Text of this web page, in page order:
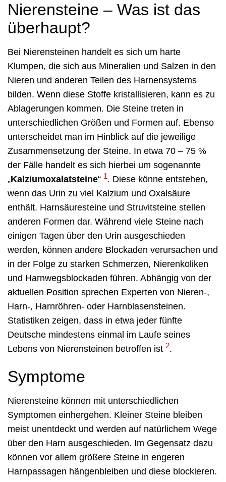
Nierensteine – Was ist das
überhaupt?
Bei Nierensteinen handelt es sich um harte
Klumpen, die sich aus Mineralien und Salzen in den
Nieren und anderen Teilen des Harnensystems
bilden. Wenn diese Stoffe kristallisieren, kann es zu
Ablagerungen kommen. Die Steine treten in
unterschiedlichen Größen und Formen auf. Ebenso
unterscheidet man im Hinblick auf die jeweilige
Zusammensetzung der Steine. In etwa 70 – 75 %
der Fälle handelt es sich hierbei um sogenannte
„Kalziumoxalatsteine“ 1. Diese könne entstehen,
wenn das Urin zu viel Kalzium und Oxalsäure
enthält. Harnsäuresteine und Struvitsteine stellen
anderen Formen dar. Während viele Steine nach
einigen Tagen über den Urin ausgeschieden
werden, können andere Blockaden verursachen und
in der Folge zu starken Schmerzen, Nierenkoliken
und Harnwegsblockaden führen. Abhängig von der
aktuellen Position sprechen Experten von Nieren-,
Harn-, Harnröhren- oder Harnblasensteinen.
Statistiken zeigen, dass in etwa jeder fünfte
Deutsche mindestens einmal im Laufe seines
Lebens von Nierensteinen betroffen ist 2.
Symptome
Nierensteine können mit unterschiedlichen
Symptomen einhergehen. Kleiner Steine bleiben
meist unentdeckt und werden auf natürlichem Wege
über den Harn ausgeschieden. Im Gegensatz dazu
können vor allem größere Steine in engeren
Harnpassagen hängenbleiben und diese blockieren.